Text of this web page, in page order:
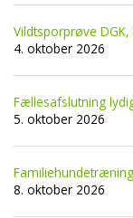
Vildtsporprøve
4. oktober 2026
Fællesafslutning
5. oktober 2026
8. oktober 2026